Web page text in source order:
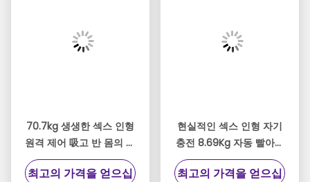
70.7kg 생생한 섹스 인형
원격 제어 吸고 반 몸의 진
동 섹스 인형
최고의 가격을 얻으십
현실적인 섹스 인형 자기
충전 8.69Kg 자동 빨아와
반 몸의 진동 섹스 인형
최고의 가격을 얻으십